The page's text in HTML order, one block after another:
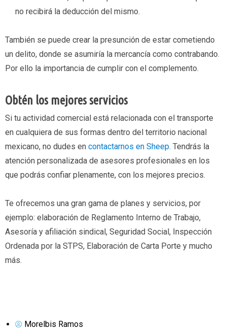
no recibirá la deducción del mismo.
También se puede crear la presunción de estar cometiendo
un delito, donde se asumiría la mercancía como contrabando.
Por ello la importancia de cumplir con el complemento.
Obtén los mejores servicios
Si tu actividad comercial está relacionada con el transporte
en cualquiera de sus formas dentro del territorio nacional
mexicano, no dudes en contactarnos en Sheep. Tendrás la
atención personalizada de asesores profesionales en los
que podrás confiar plenamente, con los mejores precios.
Te ofrecemos una gran gama de planes y servicios, por
ejemplo: elaboración de Reglamento Interno de Trabajo,
Asesoría y afiliación sindical, Seguridad Social, Inspección
Ordenada por la STPS, Elaboración de Carta Porte y mucho
más.
Morelbis Ramos